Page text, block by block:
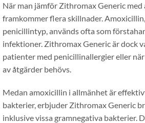
När man jämför Zithromax Generic
framkommer flera skillnader.
penicillintyp, används ofta som
infektioner. Zithromax Generic är dock
patienter med penicillinallergier eller
av åtgärder behövs.
Medan amoxicillin i allmänhet är
bakterier, erbjuder Zithromax Generic
inklusive vissa gramnegativa bakterier.